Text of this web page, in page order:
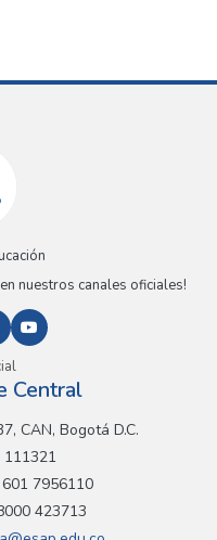
nuestros canales oficiales!
Central
CAN, Bogotá D.C.
111321
7956110
423713